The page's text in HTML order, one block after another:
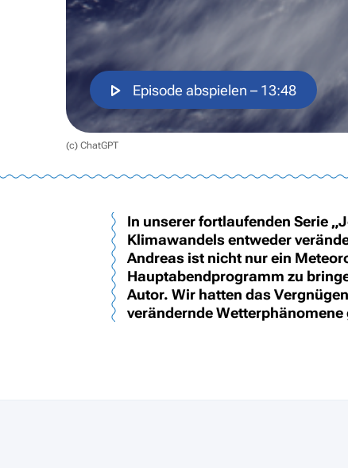
Episode abspielen – 13:48
(c) ChatGPT
In unserer fortlaufenden Serie
Klimawandels entweder
Andreas ist nicht nur ein
Hauptabendprogramm zu
Autor. Wir hatten das
verändernde